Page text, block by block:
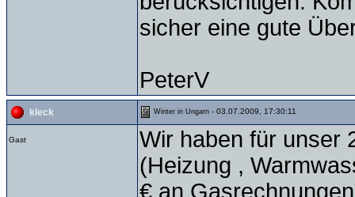
sicher eine gute
PeterV
kleck Winter in Ungarn - 03.07.2009, 17:30:11
Gast
Wir haben für unser
(Heizung ,
€ an